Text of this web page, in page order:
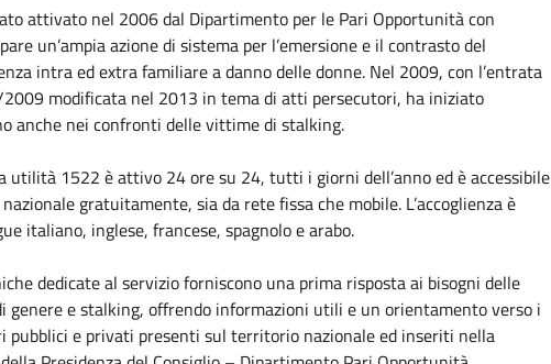
attivato nel 2006 dal Dipartimento per le Pari Opportunità con
un’ampia azione di sistema per l’emersione e il contrasto del
intra ed extra familiare a danno delle donne. Nel 2009, con l’entrata
modificata nel 2013 in tema di atti persecutori, ha iniziato
anche nei confronti delle vittime di stalking.
utilità 1522 è attivo 24 ore su 24, tutti i giorni dell’anno ed è accessibile
gratuitamente, sia da rete fissa che mobile. L’accoglienza è
italiano, inglese, francese, spagnolo e arabo.
dedicate al servizio forniscono una prima risposta ai bisogni delle
genere e stalking, offrendo informazioni utili e un orientamento verso i
pubblici e privati presenti sul territorio nazionale ed inseriti nella